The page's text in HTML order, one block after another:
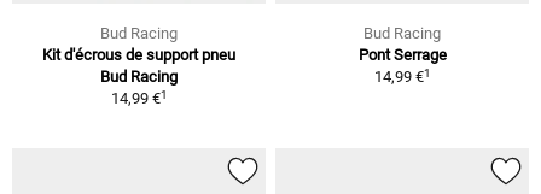
Bud Racing
Kit d'écrous de support pneu
Bud Racing
14,99 €1
Bud Racing
Pont Serrage
14,99 €1